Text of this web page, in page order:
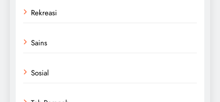
Rekreasi
Sains
Sosial